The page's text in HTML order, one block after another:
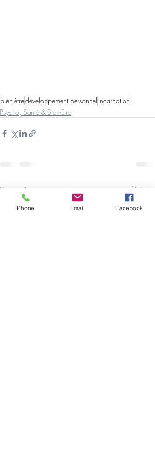
bien-êtredéveloppement personnel incarnation
Psycho, Santé & Bien-Etre
Posts récents Voir tout
Phone Email Facebook